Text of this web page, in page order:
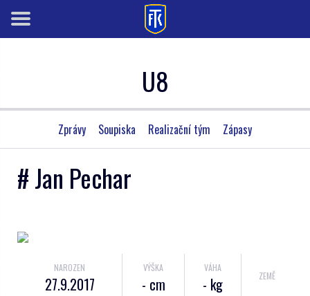
U8
Zprávy Soupiska Realizační tým Zápasy
# Jan Pechar
NAROZEN
27.9.2017
VÝŠKA
- cm
VÁHA
- kg ZEMĚ